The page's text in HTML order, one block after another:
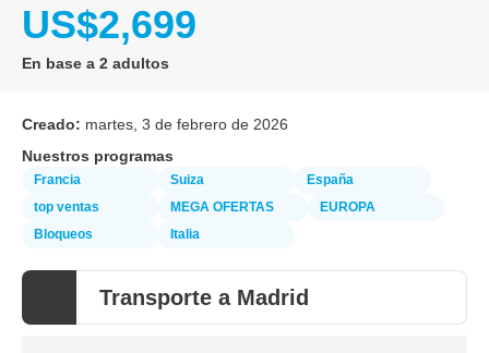
US$2,699
En base a 2 adultos
Creado: martes, 3 de febrero de 2026
Nuestros programas
Francia Suiza
España
top ventas
MEGA OFERTAS
EUROPA
Bloqueos
Italia
Transporte a Madrid